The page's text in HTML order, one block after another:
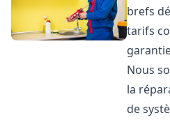
brefs
tarifs
Nous
la
de